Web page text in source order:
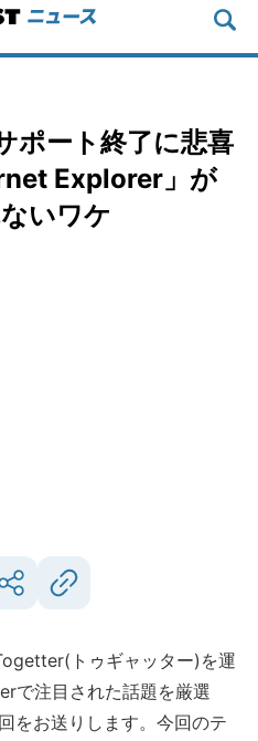
ポート終了に悲喜
Explorer」が
いワケ
トゥギャッター)を運
で注目された話題を厳選
をお送りします。今回のテ